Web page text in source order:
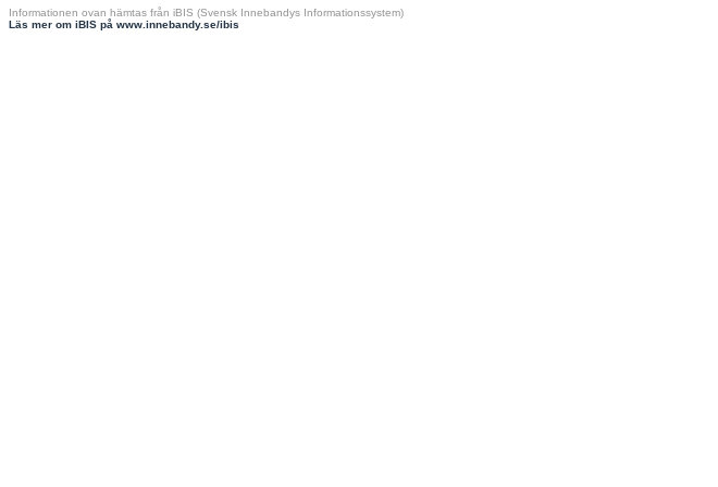
Informationen ovan hämtas från iBIS (Svensk Innebandys Informationssystem)
Läs mer om iBIS på www.innebandy.se/ibis